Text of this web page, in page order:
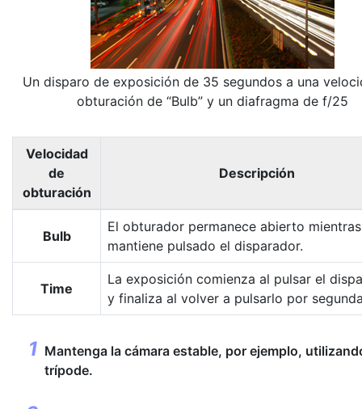
Un disparo de exposición de 35 segundos a una
obturación de “Bulb” y un diafragma de f/25
Velocidad
de
obturación
Descripción
Bulb
El obturador permanece abierto
mantiene pulsado el disparador.
Time
La exposición comienza al pulsar el
y finaliza al volver a pulsarlo por
Mantenga la cámara estable, por ejemplo,
trípode.